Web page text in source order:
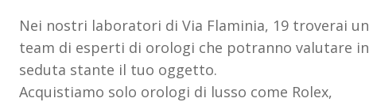
Nei nostri laboratori di Via Flaminia, 19 troverai un
team di esperti di orologi che potranno valutare in
seduta stante il tuo oggetto.
Acquistiamo solo orologi di lusso come Rolex,